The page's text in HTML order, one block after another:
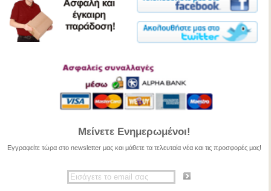
Μείνετε Ενημερωμένοι!
Εγγραφείτε τώρα στο newsletter μας και μάθετε τα τελευταία νέα και τις προσφορές μας!